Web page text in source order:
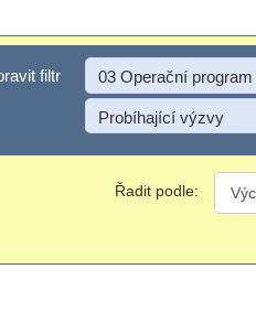
filtr
filtr 03 Operační
Probíhající výzvy
Řadit podle: